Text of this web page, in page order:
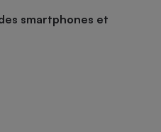
smartphones et